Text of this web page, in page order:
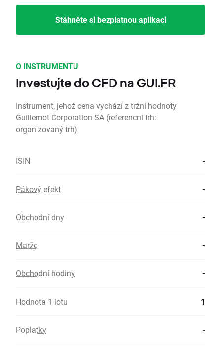
Stáhněte si bezplatnou aplikaci
O INSTRUMENTU
Investujte do CFD na GUI.FR
Instrument, jehož cena vychází z tržní hodnoty
Guillemot Corporation SA (referencní trh:
organizovaný trh)
ISIN -
Pákový efekt -
Obchodní dny -
Marže -
Obchodní hodiny -
Hodnota 1 lotu 1
Poplatky -